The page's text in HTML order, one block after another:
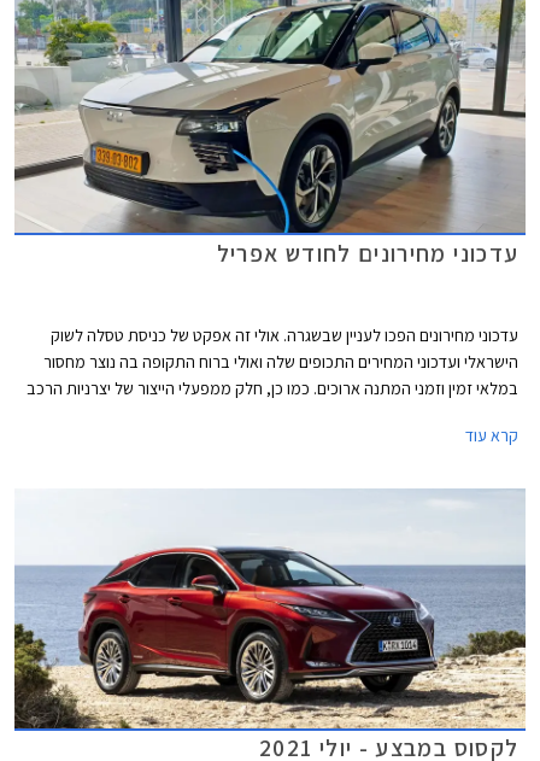
עדכוני מחירונים לחודש אפריל
עדכוני מחירונים הפכו לעניין שבשגרה. אולי זה אפקט של כניסת טסלה לשוק
הישראלי ועדכוני המחירים התכופים שלה ואולי ברוח התקופה בה נוצר מחסור
במלאי זמין וזמני המתנה ארוכים. כמו כן, חלק ממפעלי הייצור של יצרניות הרכב
קרא עוד
לקסוס במבצע - יולי 2021